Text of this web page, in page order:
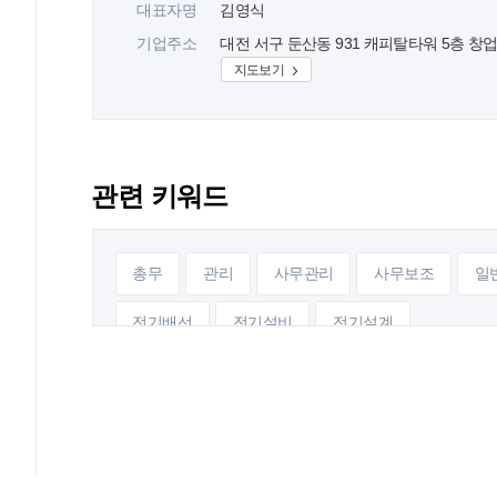
대표자명
김영식
기업주소
대전 서구 둔산동 931 캐피탈타워 5층 창
지도보기
관련 키워드
총무 관리 사무관리 사무보조 일
전기배선 전기설비 전기설계